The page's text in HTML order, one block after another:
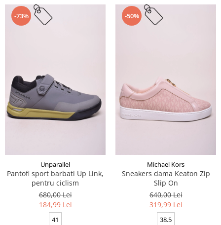
-73%
Unparallel
Pantofi sport barbati Up Link,
pentru ciclism
680,00 Lei
184,99 Lei
41
-50%
Michael Kors
Sneakers dama Keaton Zip
Slip On
640,00 Lei
319,99 Lei
38.5